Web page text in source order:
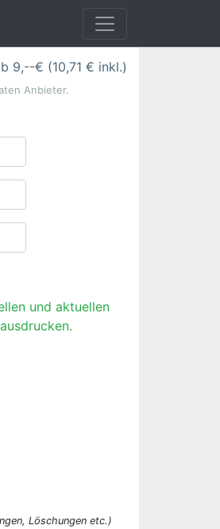
9,--€ (10,71 € inkl.)
Anbieter.
und aktuellen
Löschungen etc.)